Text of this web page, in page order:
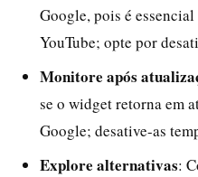
Google, pois é
YouTube; opte por
Monitore após
se o widget retorna em
Google; desative-as
Explore alternativas: